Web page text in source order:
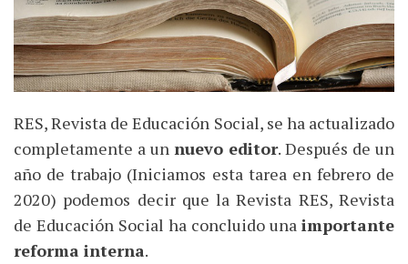
RES, Revista de Educación Social, se ha actualizado
completamente a un nuevo editor. Después de un
año de trabajo (Iniciamos esta tarea en febrero de
2020) podemos decir que la Revista RES, Revista
de Educación Social ha concluido una importante
reforma interna.